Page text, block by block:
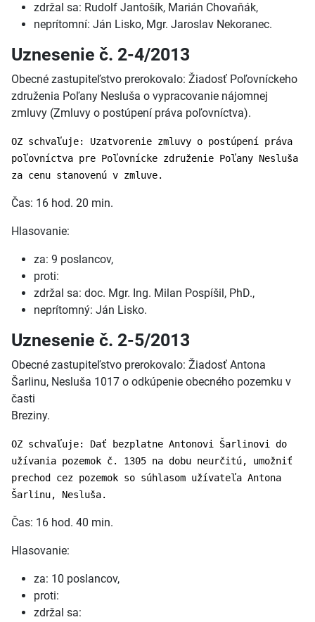
zdržal sa: Rudolf Jantošík, Marián Chovaňák,
neprítomní: Ján Lisko, Mgr. Jaroslav Nekoranec.
Uznesenie č. 2-4/2013
Obecné zastupiteľstvo prerokovalo: Žiadosť Poľovníckeho
združenia Poľany Nesluša o vypracovanie nájomnej
zmluvy (Zmluvy o postúpení práva poľovníctva).
OZ schvaľuje: Uzatvorenie zmluvy o postúpení práva
poľovníctva pre Poľovnícke združenie Poľany Nesluša
za cenu stanovenú v zmluve.
Čas: 16 hod. 20 min.
Hlasovanie:
za: 9 poslancov,
proti:
zdržal sa: doc. Mgr. Ing. Milan Pospíšil, PhD.,
neprítomný: Ján Lisko.
Uznesenie č. 2-5/2013
Obecné zastupiteľstvo prerokovalo: Žiadosť Antona
Šarlinu, Nesluša 1017 o odkúpenie obecného pozemku v
časti
Breziny.
OZ schvaľuje: Dať bezplatne Antonovi Šarlinovi do
užívania pozemok č. 1305 na dobu neurčitú, umožniť
prechod cez pozemok so súhlasom užívateľa Antona
Šarlinu, Nesluša.
Čas: 16 hod. 40 min.
Hlasovanie:
za: 10 poslancov,
proti:
zdržal sa: